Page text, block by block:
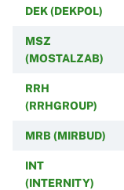
DEK (DEKPOL)
MSZ
(MOSTALZAB)
RRH
(RRHGROUP)
MRB (MIRBUD)
INT
(INTERNITY)